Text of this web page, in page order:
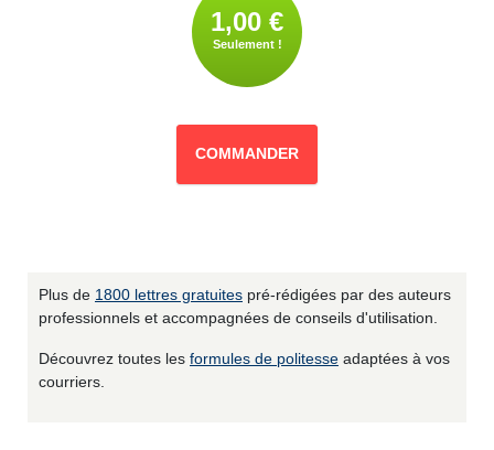
1,00 €
Seulement !
COMMANDER
Plus de 1800 lettres gratuites pré-rédigées par des auteurs
professionnels et accompagnées de conseils d'utilisation.
Découvrez toutes les formules de politesse adaptées à vos
courriers.